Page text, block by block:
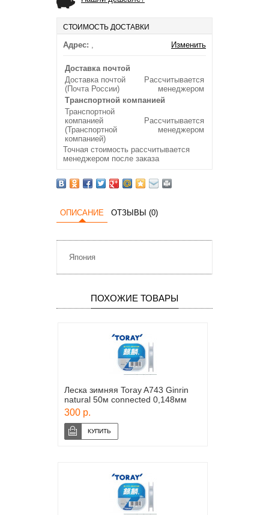
СТОИМОСТЬ ДОСТАВКИ
Адрес: , Изменить
Доставка почтой
Доставка почтой
(Почта России)
Рассчитывается
менеджером
Транспортной компанией
Транспортной
компанией
(Транспортной
компанией)
Рассчитывается
менеджером
Точная стоимость рассчитывается
менеджером после заказа
ОПИСАНИЕ ОТЗЫВЫ (0)
Япония
ПОХОЖИЕ ТОВАРЫ
Леска зимняя Toray A743 Ginrin
natural 50м connected 0,148мм
300 р.